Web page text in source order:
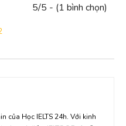
5/5 - (1 bình chọn)
của Học IELTS 24h. Với kinh